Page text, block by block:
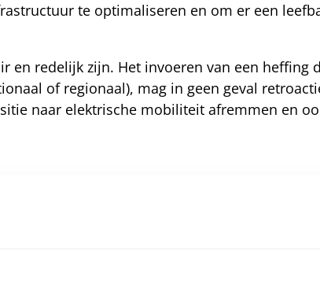
te optimaliseren en om er een
redelijk zijn. Het invoeren van een heffing
of regionaal), mag in geen geval
naar elektrische mobiliteit afremmen en